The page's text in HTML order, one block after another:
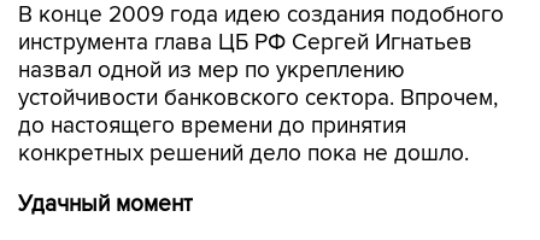
В конце 2009 года идею создания подобного
инструмента глава ЦБ РФ Сергей Игнатьев
назвал одной из мер по укреплению
устойчивости банковского сектора. Впрочем,
до настоящего времени до принятия
конкретных решений дело пока не дошло.
Удачный момент